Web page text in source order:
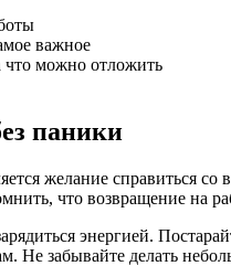
важное
что можно отложить
паники
желание справиться
что возвращение на
энергией.
Не забывайте делать